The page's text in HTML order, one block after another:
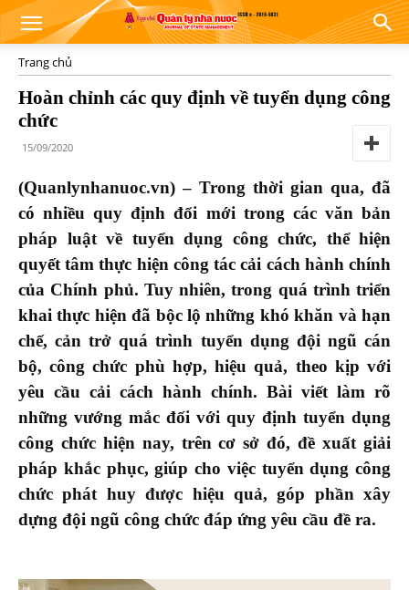
Trang chủ
Hoàn chỉnh các quy định về tuyển dụng công
chức
15/09/2020
(Quanlynhanuoc.vn) – Trong thời gian qua, đã
có nhiều quy định đổi mới trong các văn bản
pháp luật về tuyển dụng công chức, thể hiện
quyết tâm thực hiện công tác cải cách hành chính
của Chính phủ. Tuy nhiên, trong quá trình triển
khai thực hiện đã bộc lộ những khó khăn và hạn
chế, cản trở quá trình tuyển dụng đội ngũ cán
bộ, công chức phù hợp, hiệu quả, theo kịp với
yêu cầu cải cách hành chính. Bài viết làm rõ
những vướng mắc đối với quy định tuyển dụng
công chức hiện nay, trên cơ sở đó, đề xuất giải
pháp khắc phục, giúp cho việc tuyển dụng công
chức phát huy được hiệu quả, góp phần xây
dựng đội ngũ công chức đáp ứng yêu cầu đề ra.